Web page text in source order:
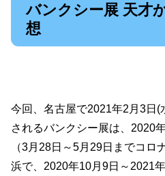
バンクシー展 天才
想
今回、名古屋で2021年2月3日(
されるバンクシー展は、2020
（3月28日～5月29日までコロ
浜で、2020年10月9日～2021